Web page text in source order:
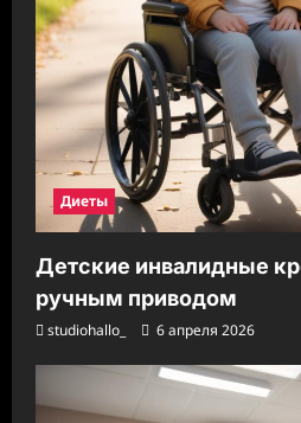
Диеты
Детские инвалидные
ручным приводом
studiohallo_ 6 апреля 2026